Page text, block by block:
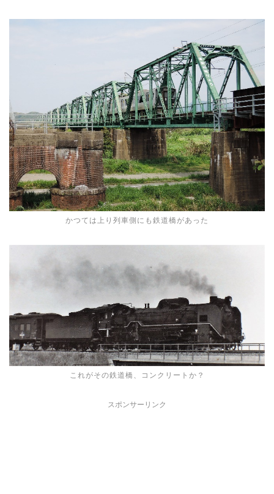
かつては上り列車側にも鉄道橋があった
これがその鉄道橋、コンクリートか？
スポンサーリンク